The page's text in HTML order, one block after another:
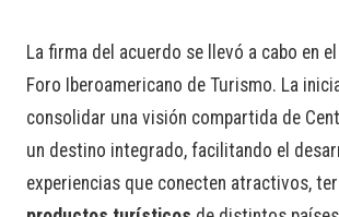
La firma del acuerdo se llevó a cabo en el
Foro Iberoamericano de Turismo. La
consolidar una visión compartida de
un destino integrado, facilitando el
experiencias que conecten atractivos,